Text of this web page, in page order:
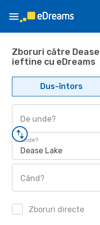
Zboruri către
ieftine cu eDreams
Dus-întors
De unde?
Unde?
Dease Lake
Când?
Zboruri directe